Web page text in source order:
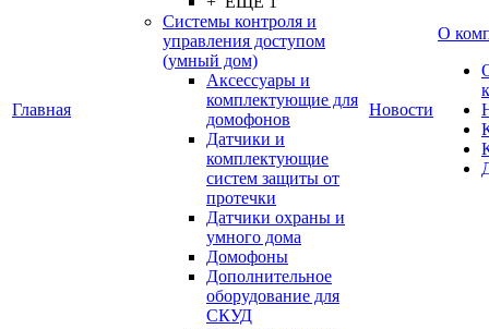
Главная
Системы контроля и
управления доступом
(умный дом)
Аксессуары и
комплектующие для
домофонов
Датчики и
комплектующие
систем защиты от
протечки
Датчики охраны и
умного дома
Домофоны
Дополнительное
оборудование для
СКУД
Новости
О